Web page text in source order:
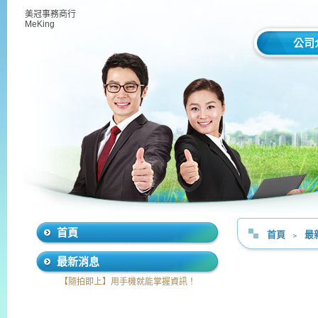
美冠事務商行
MeKing
公司
首頁 ﹥ 最
首頁
最新消息
【隨拍即上】用手機就能掌握資訊！